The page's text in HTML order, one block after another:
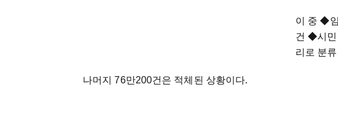
이 중◆
건◆시
리로 분
나머지 76만200건은 적체된 상황이다.